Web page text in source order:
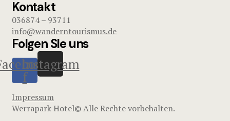
Kontakt
036874 – 93711
info@wanderntourismus.de
Folgen SIe uns
f
Instagram
Impressum
Werrapark Hotel© Alle Rechte vorbehalten.